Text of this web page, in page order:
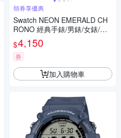
領券享優惠
Swatch NEON EMERALD CH
RONO 經典手錶/男錶/女錶/瑞
士製造 SUSG409 (42mm)
$4,150
券
加入購物車